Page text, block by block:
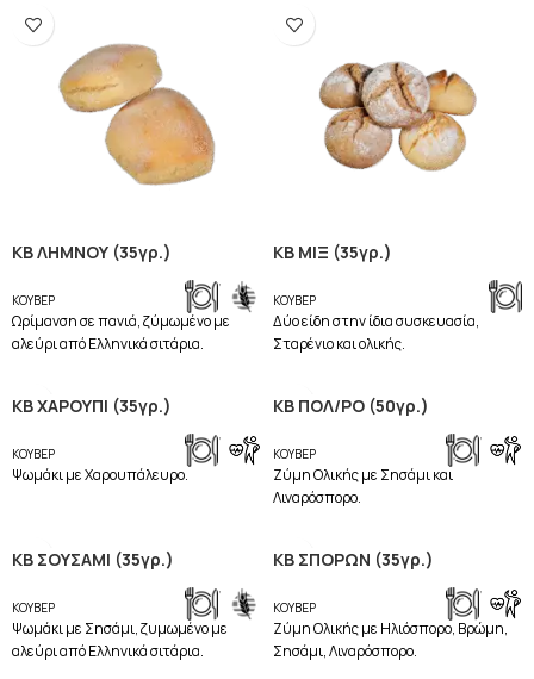
ΚΒ ΛΗΜΝΟΥ (35γρ.)
ΚΟΥΒΕΡ
,
Ωρίμανση σε πανιά, ζύμωμένο με
αλεύρι από Ελληνικά σιτάρια.
ΚΒ ΜΙΞ (35γρ.)
ΚΟΥΒΕΡ
Δύο είδη στην ίδια συσκευασία,
Σταρένιο και ολικής.
ΚΒ ΧΑΡΟΥΠΙ (35γρ.)
ΚΟΥΒΕΡ
,
Ψωμάκι με Χαρουπάλευρο.
ΚΒ ΠΟΛ/ΡΟ (50γρ.)
ΚΟΥΒΕΡ
,
Ζύμη Ολικής με Σησάμι και
Λιναρόσπορο.
ΚΒ ΣΟΥΣΑΜΙ (35γρ.)
ΚΟΥΒΕΡ
,
Ψωμάκι με Σησάμι, ζυμωμένο με
αλεύρι από Ελληνικά σιτάρια.
ΚΒ ΣΠΟΡΩΝ (35γρ.)
ΚΟΥΒΕΡ
,
Ζύμη Ολικής με Ηλιόσπορο, Βρώμη,
Σησάμι, Λιναρόσπορο.